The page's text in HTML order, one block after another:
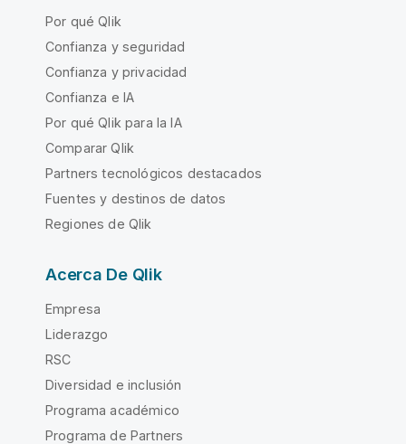
Por qué Qlik
Confianza y seguridad
Confianza y privacidad
Confianza e IA
Por qué Qlik para la IA
Comparar Qlik
Partners tecnológicos destacados
Fuentes y destinos de datos
Regiones de Qlik
Acerca De Qlik
Empresa
Liderazgo
RSC
Diversidad e inclusión
Programa académico
Programa de Partners